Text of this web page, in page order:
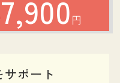
円
ポート